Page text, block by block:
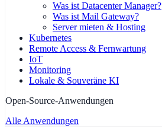
Was ist Datacenter Manager?
Was ist Mail Gateway?
Server mieten & Hosting
Kubernetes
Remote Access & Fernwartung
IoT
Monitoring
Lokale & Souveräne KI
Open-Source-Anwendungen
Alle Anwendungen